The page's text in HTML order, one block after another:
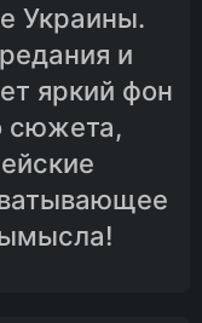
Украины.
и
яркий фон
сюжета,